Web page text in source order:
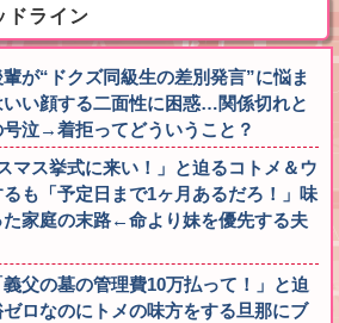
ドライン
が“ドクズ同級生の差別発言”に悩ま
い顔する二面性に困惑…関係切れと
泣→着拒ってどういうこと？
マス挙式に来い！」と迫るコトメ＆ウ
も「予定日まで1ヶ月あるだろ！」味
家庭の末路←命より妹を優先する夫
父の墓の管理費10万払って！」と迫
ロなのにトメの味方をする旦那にブ